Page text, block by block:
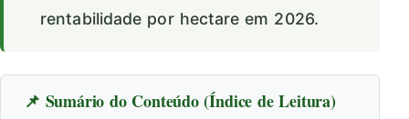
rentabilidade por hectare em 2026.
📌 Sumário do Conteúdo (Índice de Leitura)